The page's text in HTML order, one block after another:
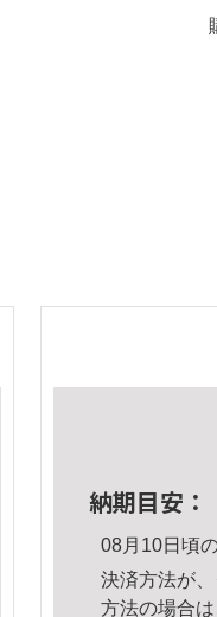
納期目安：
08月10日頃
決済方法が
方法の場合は